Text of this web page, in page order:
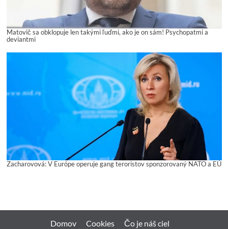
Matovič sa obklopuje len takými ľuďmi, ako je on sám! Psychopatmi a
deviantmi
Zacharovová: V Európe operuje gang teroristov sponzorovaný NATO a EÚ
Domov Cookies
Čo je náš ciel